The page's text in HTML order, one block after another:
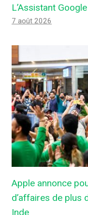
L’Assistant
7 août 2026
Apple annonce
d’affaires de plus
Inde